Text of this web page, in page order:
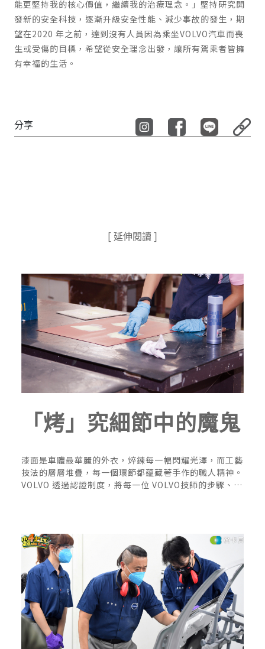
能更堅持我的核心價值，繼續我的治療理念。」堅持研究開
發新的安全科技，逐漸升級安全性能、減少事故的發生，期
望在2020 年之前，達到沒有人員因為乘坐VOLVO汽車而喪
生或受傷的目標，希望從安全理念出發，讓所有駕乘者皆擁
有幸福的生活。
分享
[ 延伸閱讀 ]
「烤」究細節中的魔鬼
漆面是車體最華麗的外衣，焠鍊每一幅閃耀光澤，而工藝
技法的層層堆疊，每一個環節都蘊藏著手作的職人精神。
VOLVO 透過認證制度，將每一位 VOLVO技師的步驟、工